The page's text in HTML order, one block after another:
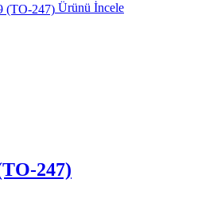
Ürünü İncele
247)